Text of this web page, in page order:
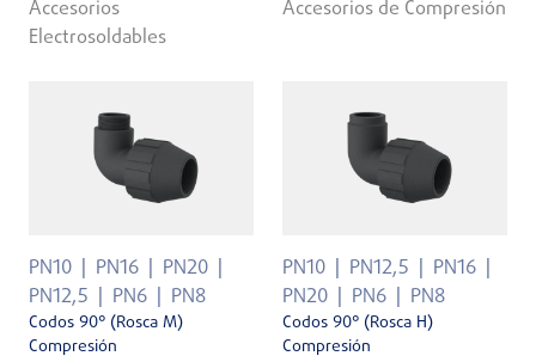
Accesorios
Electrosoldables
Accesorios de Compresión
PN10 PN16
PN20
PN12,5
PN6 PN8
Codos 90° (Rosca M)
Compresión
PN10 PN12,5
PN16
PN20
PN6 PN8
Codos 90° (Rosca H)
Compresión